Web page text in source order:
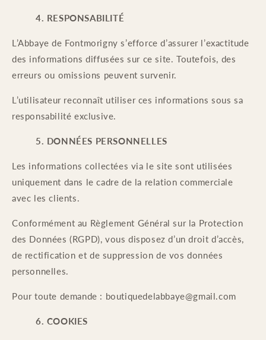
4. RESPONSABILITÉ
L’Abbaye de Fontmorigny s’efforce d’assurer l’exactitude
des informations diffusées sur ce site. Toutefois, des
erreurs ou omissions peuvent survenir.
L’utilisateur reconnaît utiliser ces informations sous sa
responsabilité exclusive.
5. DONNÉES PERSONNELLES
Les informations collectées via le site sont utilisées
uniquement dans le cadre de la relation commerciale
avec les clients.
Conformément au Règlement Général sur la Protection
des Données (RGPD), vous disposez d’un droit d’accès,
de rectification et de suppression de vos données
personnelles.
Pour toute demande : boutiquedelabbaye@gmail.com
6. COOKIES